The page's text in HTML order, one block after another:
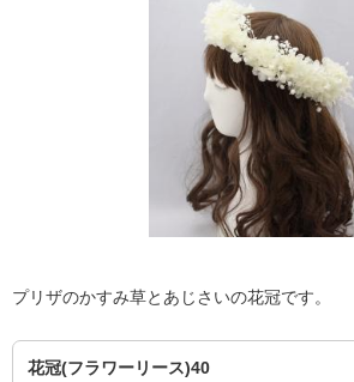
プリザのかすみ草とあじさいの花冠です。
花冠(フラワーリース)40